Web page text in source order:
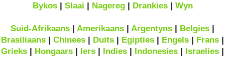
Bykos| Slaai | Nagereg| Drankies| Wyn
Suid-Afrikaans | Amerikaans | Argentyns | Belgies |
Brasiliaans | Chinees | Duits | Egipties | Engels | Frans |
Grieks | Hongaars | Iers | Indies | Indonesies | Israelies |